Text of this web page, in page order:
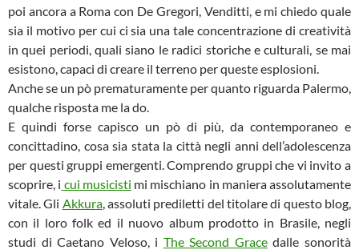
poi ancora a Roma con De Gregori, Venditti, e mi chiedo quale
sia il motivo per cui ci sia una tale concentrazione di creatività
in quei periodi, quali siano le radici storiche e culturali, se mai
esistono, capaci di creare il terreno per queste esplosioni.
Anche se un pò prematuramente per quanto riguarda Palermo,
qualche risposta me la do.
E quindi forse capisco un pò di più, da contemporaneo e
concittadino, cosa sia stata la città negli anni dell’adolescenza
per questi gruppi emergenti. Comprendo gruppi che vi invito a
scoprire, i cui musicisti mi mischiano in maniera assolutamente
vitale. Gli Akkura, assoluti prediletti del titolare di questo blog,
con il loro folk ed il nuovo album prodotto in Brasile, negli
studi di Caetano Veloso, i The Second Gracedalle sonorità